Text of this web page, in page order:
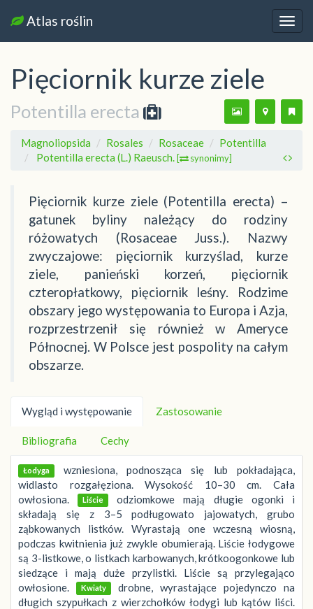
Atlas roślin
Pięciornik kurze ziele
Potentilla erecta
Magnoliopsida Rosales Rosaceae
Potentilla
Potentilla erecta (L.) Raeusch. [ synonimy]
Pięciornik kurze ziele (Potentilla erecta) –
gatunek byliny należący do rodziny
różowatych (Rosaceae Juss.). Nazwy
zwyczajowe: pięciornik kurzyślad, kurze
ziele, panieński korzeń, pięciornik
czteropłatkowy, pięciornik leśny. Rodzime
obszary jego występowania to Europa i Azja,
rozprzestrzenił się również w Ameryce
Północnej. W Polsce jest pospolity na całym
obszarze.
Wygląd i występowanie Zastosowanie
Bibliografia Cechy
Łodyga wzniesiona, podnosząca się lub pokładająca,
widlasto rozgałęziona. Wysokość 10–30 cm. Cała
owłosiona.
Liście odziomkowe mają długie ogonki i
składają się z 3–5 podługowato jajowatych, grubo
ząbkowanych listków. Wyrastają one wczesną wiosną,
podczas kwitnienia już zwykle obumierają. Liście łodygowe
są 3-listkowe, o listkach karbowanych, krótkoogonkowe lub
siedzące i mają duże przylistki. Liście są przylegająco
owłosione.
Kwiaty drobne, wyrastające pojedynczo na
długich szypułkach z wierzchołków łodygi lub kątów liści.